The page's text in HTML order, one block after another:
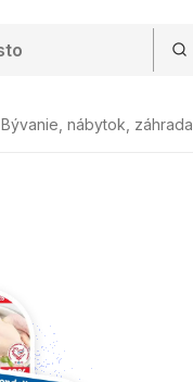
Bývanie, nábytok, záhrada